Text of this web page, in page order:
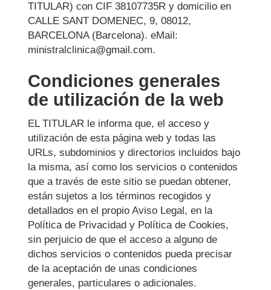
TITULAR) con CIF 38107735R y domicilio en
CALLE SANT DOMENEC, 9, 08012,
BARCELONA(Barcelona). eMail:
ministralclinica@gmail.com.
Condiciones generales
de utilización de la web
EL TITULAR le informa que, el acceso y
utilización de esta página web y todas las
URLs, subdominios y directorios incluidos bajo
la misma, así como los servicios o contenidos
que a través de este sitio se puedan obtener,
están sujetos a los términos recogidos y
detallados en el propio Aviso Legal, en la
Política de Privacidad y Política de Cookies,
sin perjuicio de que el acceso a alguno de
dichos servicios o contenidos pueda precisar
de la aceptación de unas condiciones
generales, particulares o adicionales.